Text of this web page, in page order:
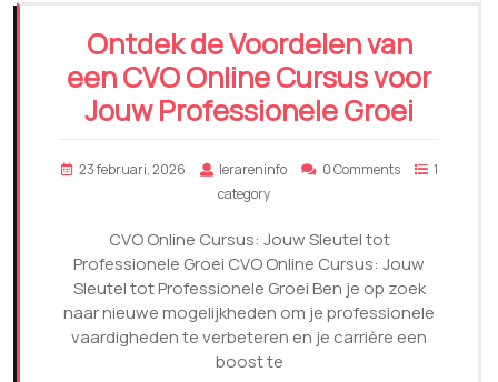
Ontdek de Voordelen van
een CVO Online Cursus voor
Jouw Professionele Groei
23 februari, 2026 lerareninfo 0 Comments
1
category
CVO Online Cursus: Jouw Sleutel tot
Professionele Groei CVO Online Cursus: Jouw
Sleutel tot Professionele Groei Ben je op zoek
naar nieuwe mogelijkheden om je professionele
vaardigheden te verbeteren en je carrière een
boost te